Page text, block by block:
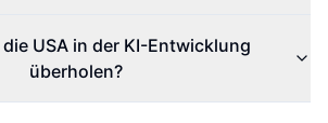
USA in der KI-Entwicklung
überholen?